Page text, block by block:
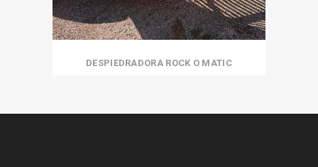
DESPIEDRADORA ROCK O MATIC